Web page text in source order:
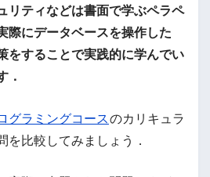
リティなどは書面で学ぶペラペ
際にデータベースを操作した
をすることで実践的に学んでい
．
グラミングコースのカリキュラ
を比較してみましょう．